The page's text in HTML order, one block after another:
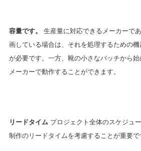
容量です。
生産量に対応できるメーカーで
画している場合は、それを処理するための
が必要です。一方、靴の小さなバッチから
メーカーで動作することができます。
リードタイム プロジェクト全体のスケジュ
制作のリードタイムを考慮することが重要で